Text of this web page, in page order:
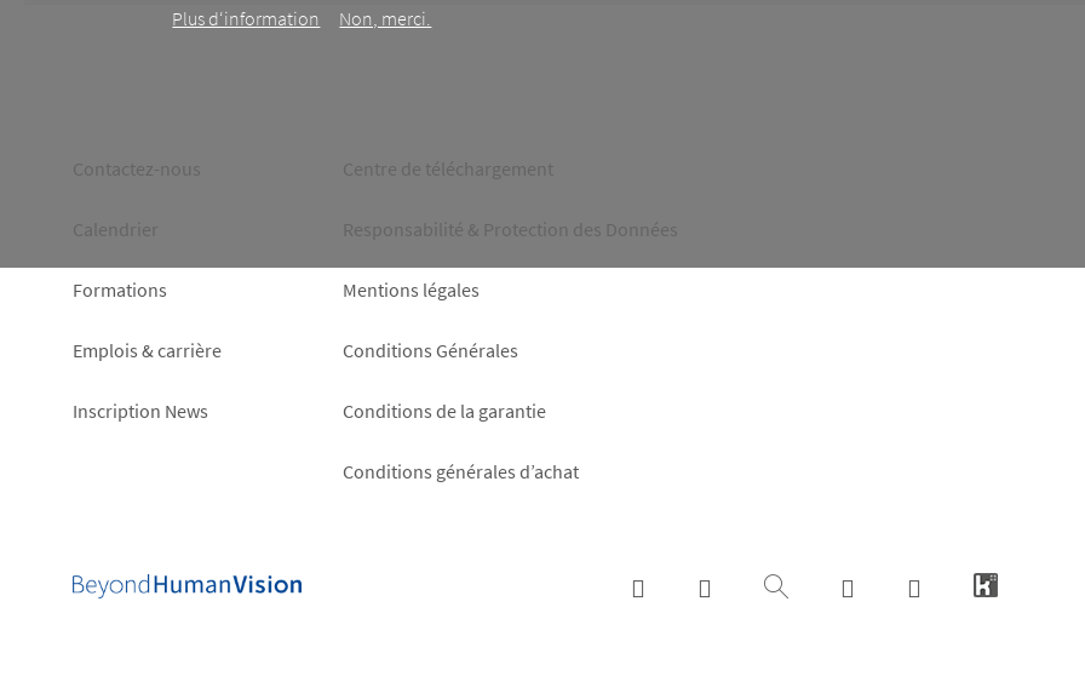
Plus d‘information Non, merci.
Footer
left
Contactez-nous
Calendrier
Formations
Emplois & carrière
Inscription News
Footer
right
Centre de téléchargement
Responsabilité & Protection des Données
Mentions légales
Conditions Générales
Conditions de la garantie
Conditions générales d’achat